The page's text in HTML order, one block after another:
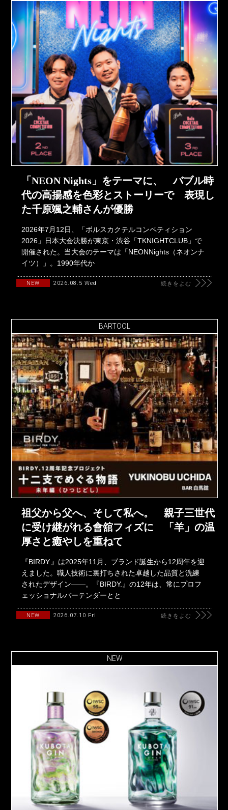
「NEON Nights」をテーマに、 バブル時
代の高揚感を色彩とストーリーで 表現し
た千原颯之輔さんが優勝
2026年7月12日、「ボルスカクテルコンペティション
2026」日本大会決勝が東京・渋谷「TKNIGHTCLUB」で
開催された。当大会のテーマは「NEONNights（ネオンナ
イツ）」。1990年代か
NEW 2026.08.5 Wed 続きをよむ
BARTOOL
祖父から父へ、そして私へ。 親子三世代
に受け継がれる會舘フィズに 「羊」の温
厚さと癒やしを重ねて
『BIRDY.』は2025年11月、ブランド誕生から12周年を迎
えました。職人技術に裏打ちされた卓越した品質と洗練
されたデザイン――。『BIRDY.』の12年は、常にプロフ
ェッショナルバーテンダーとと
NEW 2026.07.10 Fri 続きをよむ
NEW